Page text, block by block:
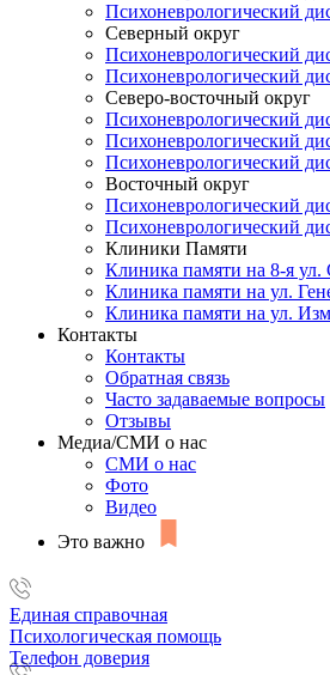
Психоневрологический
Северный округ
Психоневрологический
Психоневрологический
Северо-восточный округ
Психоневрологический
Психоневрологический
Психоневрологический
Восточный округ
Психоневрологический
Психоневрологический
Клиники Памяти
Клиника памяти на 8-я
Клиника памяти на ул.
Клиника памяти на ул.
Контакты
Контакты
Обратная связь
Часто задаваемые вопросы
Отзывы
Медиа/СМИ о нас
СМИ о нас
Фото
Видео
Это важно
Единая справочная
Психологическая помощь
Телефон доверия